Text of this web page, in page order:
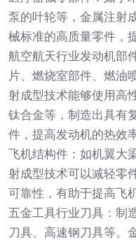
泵的叶轮等，金属注射
械标准的高质量零件，
航空航天行业发动机部
片、燃烧室部件、燃油
射成型技术能够使用高
钛合金等，制造出具有
件，提高发动机的热效
飞机结构件：如机翼大
射成型技术可以减轻零
可靠性，有助于提高飞
五金工具行业刀具：制
刀具、高速钢刀具等。